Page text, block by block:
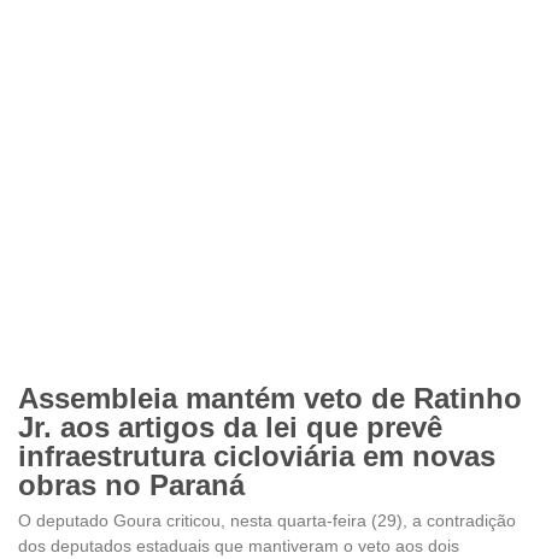
Assembleia mantém veto de Ratinho
Jr. aos artigos da lei que prevê
infraestrutura cicloviária em novas
obras no Paraná
O deputado Goura criticou, nesta quarta-feira (29), a contradição
dos deputados estaduais que mantiveram o veto aos dois